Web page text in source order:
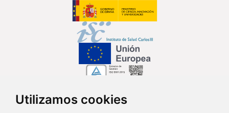
Utilizamos cookies
Síguenos en...